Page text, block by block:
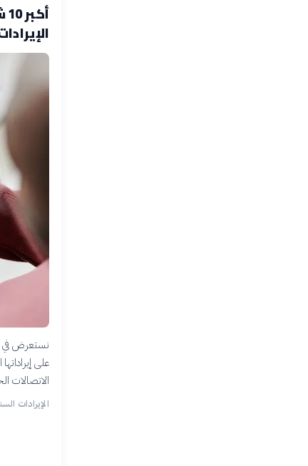
الإيرادات
الاتصالات
الإيرادات